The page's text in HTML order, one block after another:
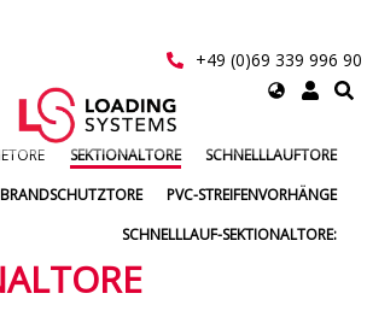
+49 (0)69 339 996 90
Select
SEKTIONALTORE
SCHNELLLAUFTORE
BRANDSCHUTZTORE
PVC-STREIFENVORHÄNGE
SCHNELLLAUF-SEKTIONALTORE: